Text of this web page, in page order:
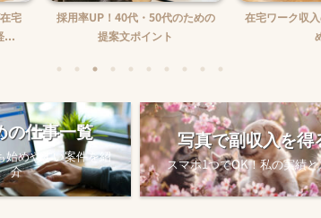
宅
...
採用率UP！40代・50代のための
提案文ポイント
在宅ワーク収
の仕事一覧
始めやすい案件を紹
介
写真で副収入を得
スマホ1つでOK！私の実績